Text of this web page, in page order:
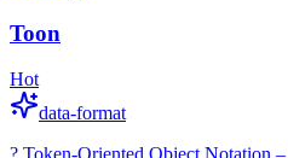
Toon
Hot
data-format